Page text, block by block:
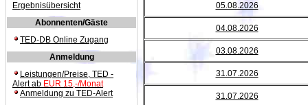
Ergebnisübersicht
Abonnenten/Gäste
TED-DB Online Zugang
Anmeldung
Leistungen/Preise, TED -
Alert ab EUR 15,-/Monat
Anmeldung zu TED-Alert
05.08.2026
04.08.2026
03.08.2026
31.07.2026
31.07.2026